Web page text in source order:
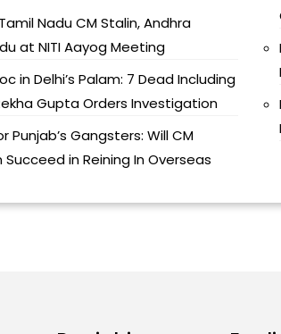
Nadu CM Stalin, Andhra
at NITI Aayog Meeting
in Delhi’s Palam: 7 Dead Including
Gupta Orders Investigation
Punjab’s Gangsters: Will CM
in Reining In Overseas